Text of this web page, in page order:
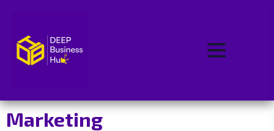
Marketing